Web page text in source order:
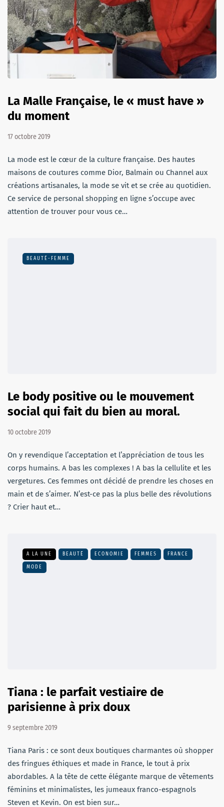
La Malle Française, le « must have »
du moment
17 octobre 2019
La mode est le cœur de la culture française. Des hautes
maisons de coutures comme Dior, Balmain ou Channel aux
créations artisanales, la mode se vit et se crée au quotidien.
Ce service de personal shopping en ligne s’occupe avec
attention de trouver pour vous ce…
BEAUTÉ-FEMME
Le body positive ou le mouvement
social qui fait du bien au moral.
10 octobre 2019
On y revendique l’acceptation et l’appréciation de tous les
corps humains. A bas les complexes ! A bas la cellulite et les
vergetures. Ces femmes ont décidé de prendre les choses en
main et de s’aimer. N’est-ce pas la plus belle des révolutions
? Crier haut et…
A LA UNE BEAUTÉ ECONOMIE FEMMES FRANCE
MODE
Tiana : le parfait vestiaire de
parisienne à prix doux
9 septembre 2019
Tiana Paris : ce sont deux boutiques charmantes où shopper
des fringues éthiques et made in France, le tout à prix
abordables. A la tête de cette élégante marque de vêtements
féminins et minimalistes, les jumeaux franco-espagnols
Steven et Kevin. On est bien sur…